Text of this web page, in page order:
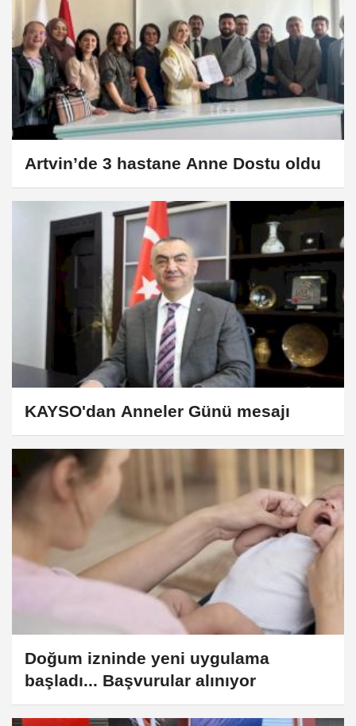
Artvin’de 3 hastane Anne Dostu oldu
KAYSO'dan Anneler Günü mesajı
Doğum izninde yeni uygulama
başladı... Başvurular alınıyor